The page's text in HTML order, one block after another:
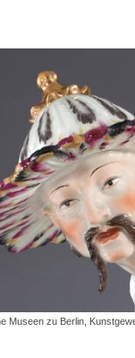
Museen zu Berlin,